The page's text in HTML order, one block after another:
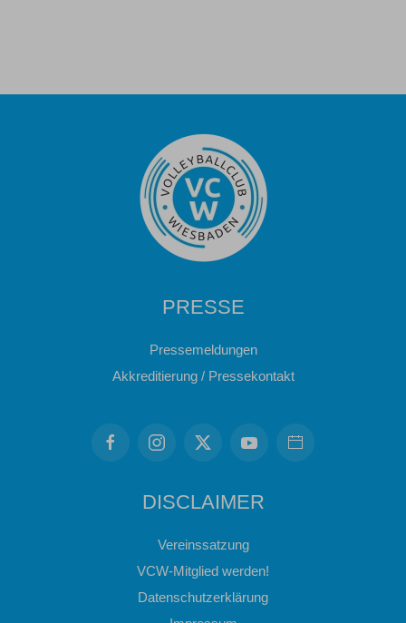
PRESSE
Pressemeldungen
Akkreditierung / Pressekontakt
DISCLAIMER
Vereinssatzung
VCW-Mitglied werden!
Datenschutzerklärung